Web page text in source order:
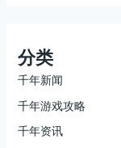
分类
千年新闻
千年游戏攻略
千年资讯